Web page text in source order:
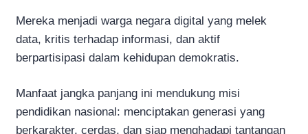
Mereka menjadi warga negara digital yang melek
data, kritis terhadap informasi, dan aktif
berpartisipasi dalam kehidupan demokratis.
Manfaat jangka panjang ini mendukung misi
pendidikan nasional: menciptakan generasi yang
berkarakter, cerdas, dan siap menghadapi tantangan